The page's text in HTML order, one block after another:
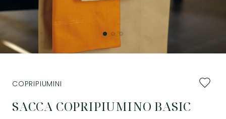
SACCA COPRIPIUMINO BASIC
COPRIPIUMINI